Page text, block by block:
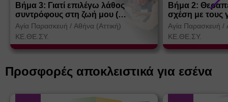
Βήμα 3: Γιατί επιλέγω λάθος
συντρόφους στη ζωή μου (
Θεσσαλονίκη)
Αγία Παρασκευή / Αθήνα (Αττική)
ΚΕ.ΘΕ.ΣΥ.
Βήμα 2:
σχέση με τους
Αγία Παρασκευή /
ΚΕ.ΘΕ.ΣΥ.
Προσφορές αποκλειστικά για εσένα